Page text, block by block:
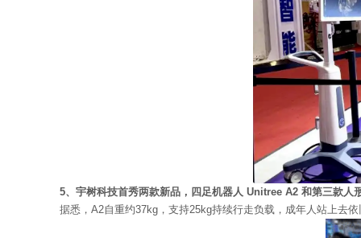
5、宇树科技首秀两款新品，四足机器人 Unitree A2 和第三款人
据悉，A2自重约37kg，支持25kg持续行走负载，成年人站上去